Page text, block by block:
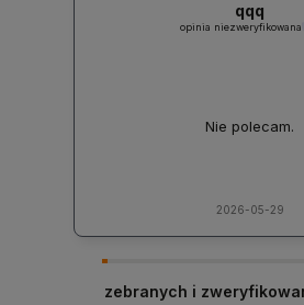
qqq
opinia niezweryfikowana
Nie polecam.
2026-05-29
zebranych i